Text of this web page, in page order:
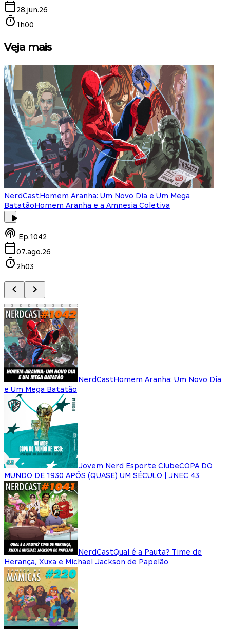
28.jun.26
1h00
Veja mais
NerdCastHomem Aranha: Um Novo Dia e Um Mega
BatatãoHomem Aranha e a Amnesia Coletiva
Ep.1042
07.ago.26
2h03
NerdCastHomem Aranha: Um Novo Dia
e Um Mega Batatão
Jovem Nerd Esporte ClubeCOPA DO
MUNDO DE 1930 APÓS (QUASE) UM SÉCULO | JNEC 43
NerdCastQual é a Pauta? Time de
Herança, Xuxa e Michael Jackson de Papelão